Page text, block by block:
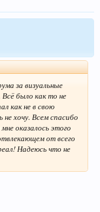
за визуальные
Всё было как то не
как не в свою
хочу. Всем спасибо
оказалось этого
от всего
Надеюсь что не